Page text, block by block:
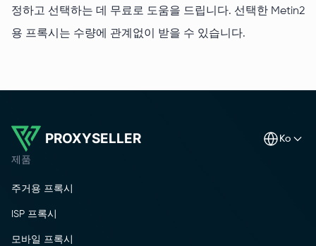
정하고 선택하는 데 무료로 도움을 드립니다. 선택한 Metin2
용 프록시는 수량에 관계없이 받을 수 있습니다.
PROXYSELLER ko
제품
주거용 프록시
ISP 프록시
모바일 프록시